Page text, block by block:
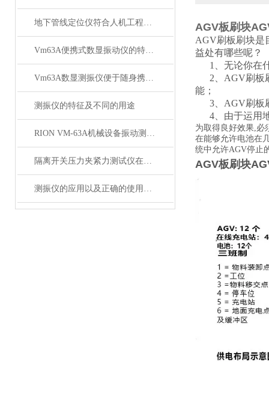
地下管线定位仪符合人机工程学原理的设计
Vm63A便携式数显振动仪的特点及使用方法
Vm63A数显测振仪便于随身携带使用
测振仪的特征及不同的用途
RION VM-63A机械设备振动测量仪 便携式振动仪*
隔离开关压力夹紧力测试仪在电力设备中的应用
测振仪的应用以及正确的使用方法
AGV板刷块
AGV刷板刷块是
益处有哪些呢？
1、无论你在什
2、AGV刷板刷
能；
3、AGV刷板
4、由于运用
为取得良好效果,必
在能够允许电池在
统中允许AGV停止
AGV板刷块